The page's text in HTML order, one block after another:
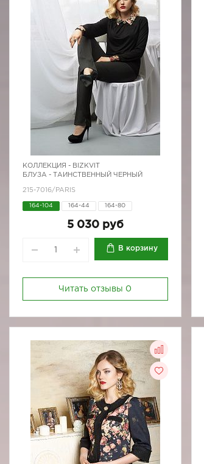
КОЛЛЕКЦИЯ - BIZKVIT
БЛУЗА - ТАИНСТВЕННЫЙ ЧЕРНЫЙ
215-7016/PARIS
164-104 164-44 164-80
5 030 руб
В корзину
Читать отзывы 0